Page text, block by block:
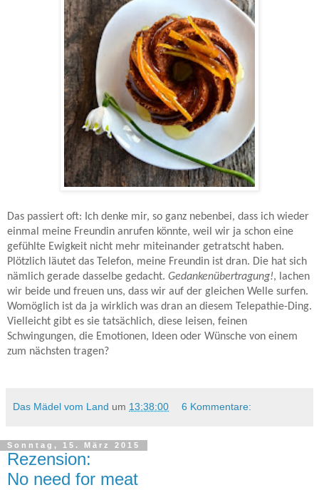
Das passiert oft: Ich denke mir, so ganz nebenbei, dass ich wieder
einmal meine Freundin anrufen könnte, weil wir ja schon eine
gefühlte Ewigkeit nicht mehr miteinander getratscht haben.
Plötzlich läutet das Telefon, meine Freundin ist dran. Die hat sich
nämlich gerade dasselbe gedacht. Gedankenübertragung!, lachen
wir beide und freuen uns, dass wir auf der gleichen Welle surfen.
Womöglich ist da ja wirklich was dran an diesem Telepathie-Ding.
Vielleicht gibt es sie tatsächlich, diese leisen, feinen
Schwingungen, die Emotionen, Ideen oder Wünsche von einem
zum nächsten tragen?
Das Mädel vom Land um 13:38:00 6 Kommentare:
Sonntag, 15. März 2015
Rezension:
No need for meat